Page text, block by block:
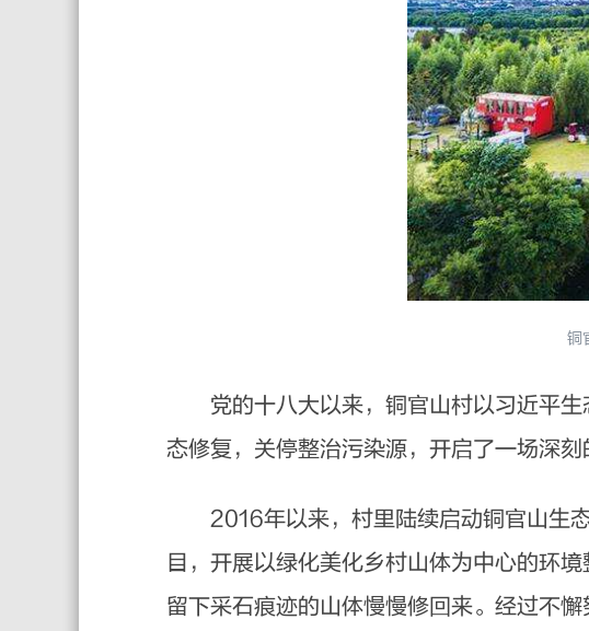
铜
党的十八大以来，铜官山村以习近平生
态修复，关停整治污染源，开启了一场深刻
2016年以来，村里陆续启动铜官山生态
目，开展以绿化美化乡村山体为中心的环
留下采石痕迹的山体慢慢修回来。经过不